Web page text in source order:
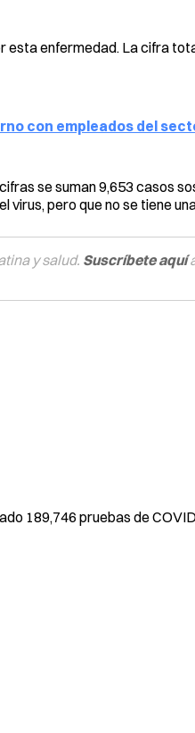
esta enfermedad. La cifra
con empleados del
se suman 9,653 casos
pero que no se tiene
y salud. Suscríbete aquí
189,746 pruebas de